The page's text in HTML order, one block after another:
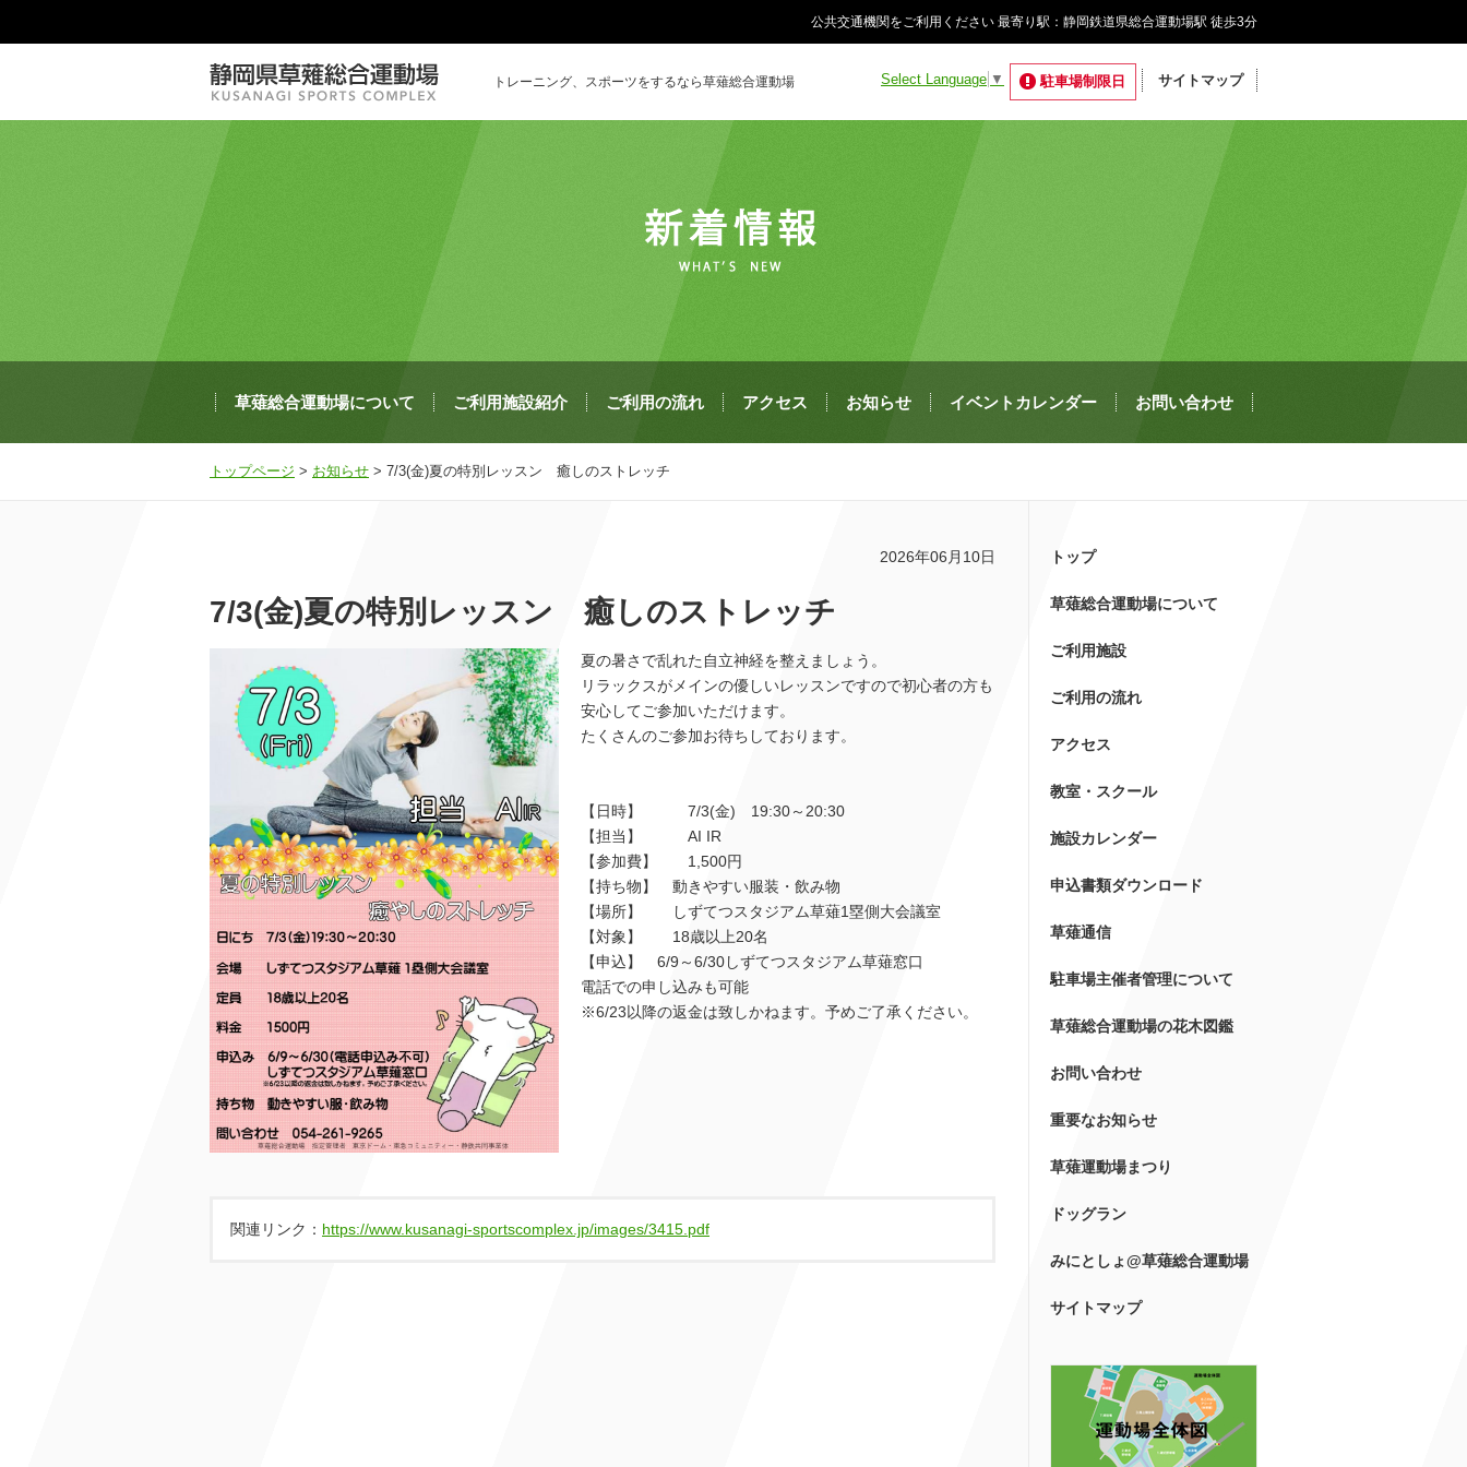
公共交通機関をご利用ください 最寄り駅：静岡鉄道県総合運動場駅 徒歩3分
トレーニング、スポーツをするなら草薙総合運動場 Select Language ▼ 駐車場制限日 サイトマップ
草薙総合運動場について ご利用施設紹介 ご利用の流れ アクセス お知らせ イベントカレンダー お問い合わせ
トップページ > お知らせ > 7/3(金)夏の特別レッスン 癒しのストレッチ
2026年06月10日
7/3(金)夏の特別レッスン 癒しのストレッチ
夏の暑さで乱れた自立神経を整えましょう。
リラックスがメインの優しいレッスンですので初心者の方も
安心してご参加いただけます。
たくさんのご参加お待ちしております。
【日時】 7/3(金) 19:30～20:30
【担当】 AI IR
【参加費】 1,500円
【持ち物】 動きやすい服装・飲み物
【場所】 しずてつスタジアム草薙1塁側大会議室
【対象】 18歳以上20名
【申込】 6/9～6/30しずてつスタジアム草薙窓口
電話での申し込みも可能
※6/23以降の返金は致しかねます。予めご了承ください。
関連リンク： https://www.kusanagi-sportscomplex.jp/images/3415.pdf
トップ
草薙総合運動場について
ご利用施設
ご利用の流れ
アクセス
教室・スクール
施設カレンダー
申込書類ダウンロード
草薙通信
駐車場主催者管理について
草薙総合運動場の花木図鑑
お問い合わせ
重要なお知らせ
草薙運動場まつり
ドッグラン
みにとしょ@草薙総合運動場
サイトマップ